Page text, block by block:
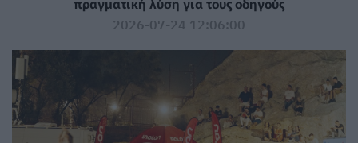
2026-07-24 12:06:00